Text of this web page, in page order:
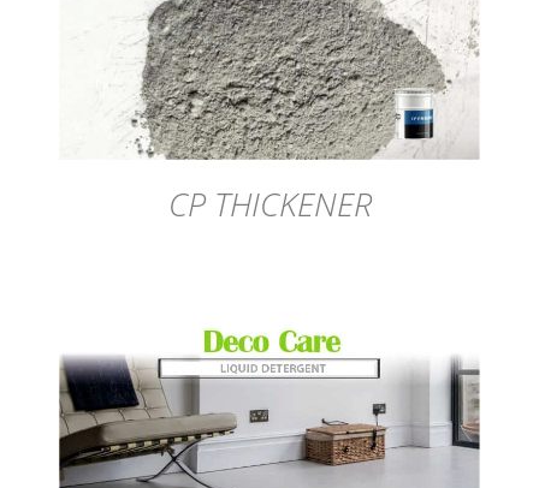
DÉTAILS
CP THICKENER
DÉTAILS